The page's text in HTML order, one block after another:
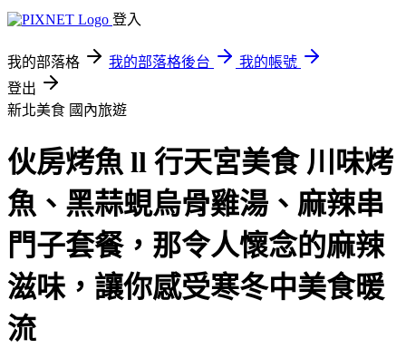
登入
我的部落格 我的部落格後台
我的帳號
登出
新北美食 國內旅遊
伙房烤魚 ll 行天宮美食 川味烤
魚、黑蒜蜆烏骨雞湯、麻辣串
門子套餐，那令人懷念的麻辣
滋味，讓你感受寒冬中美食暖
流